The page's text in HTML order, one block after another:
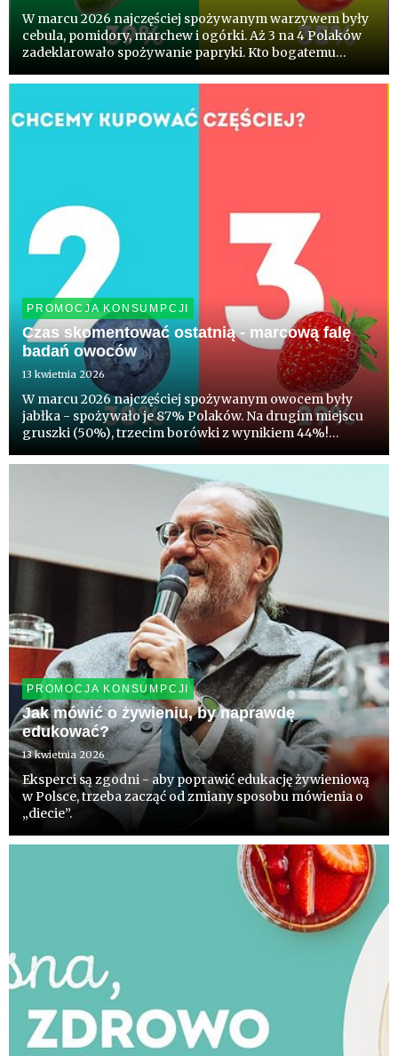
W marcu 2026 najczęściej spożywanym warzywem były
cebula, pomidory, marchew i ogórki. Aż 3 na 4 Polaków
zadeklarowało spożywanie papryki. Kto bogatemu
połowa Polaków deklaruje chęć kupowania częściej niż
PROMOCJA KONSUMPCJI
Czas skomentować ostatnią - marcową falę
badań owoców
13 kwietnia 2026
W marcu 2026 najczęściej spożywanym owocem były
jabłka - spożywało je 87% Polaków. Na drugim miejscu
gruszki (50%), trzecim borówki z wynikiem 44%!
blisko 1/3 deklaruje chęć kupowania w nadchodzącym,
PROMOCJA KONSUMPCJI
Jak mówić o żywieniu, by naprawdę
edukować?
13 kwietnia 2026
Eksperci są zgodni - aby poprawić edukację żywieniową
w Polsce, trzeba zacząć od zmiany sposobu mówienia o
„diecie”.